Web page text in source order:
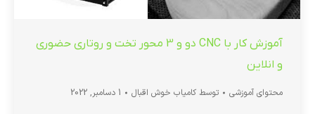
آموزش کار با CNC دو و 3 محور تخت و روتاری حضوری
و انلاین
محتوای آموزشی توسط کامیاب خوش اقبال 1 دسامبر, 2022